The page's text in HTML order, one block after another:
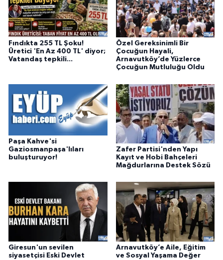
Fındıkta 255 TL Şoku!
Üretici 'En Az 400 TL' diyor;
Vatandaş tepkili...
Özel Gereksinimli Bir
Çocuğun Hayali,
Arnavutköy’de Yüzlerce
Çocuğun Mutluluğu Oldu
Paşa Kahve'si
Gaziosmanpaşa'lıları
buluşturuyor!
Zafer Partisi'nden Yapı
Kayıt ve Hobi Bahçeleri
Mağdurlarına Destek Sözü
Giresun'un sevilen
siyasetçisi Eski Devlet
Arnavutköy’e Aile, Eğitim
ve Sosyal Yaşama Değer